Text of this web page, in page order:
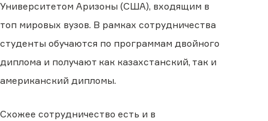
Университетом Аризоны (США), входящим в
топ мировых вузов. В рамках сотрудничества
студенты обучаются по программам двойного
диплома и получают как казахстанский, так и
американский дипломы.
Схожее сотрудничество есть и в